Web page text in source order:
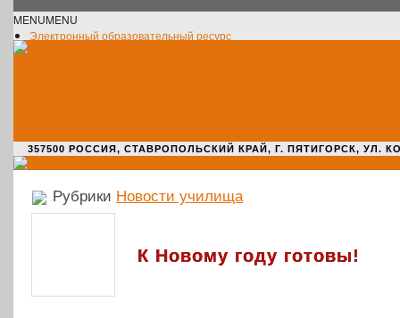
MENUMENU
Электронный образовательный ресурс
357500 РОССИЯ, СТАВРОПОЛЬСКИЙ КРАЙ, Г. ПЯТИГОРСК, УЛ.
Рубрики Новости училища
К Новому году готовы!